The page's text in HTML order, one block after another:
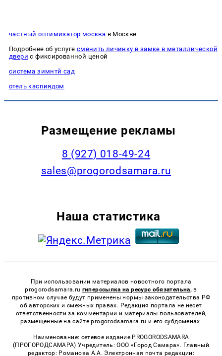
частный оптимизатор москва в Москве
Подробнее об услуге сменить личинку в замке в металлической
двери с фиксированной ценой
система зимнтй сад
отель каспиядом
Размещение рекламы
8 (927) 018-49-24
sales@progorodsamara.ru
Наша статистика
При использовании материалов новостного портала
progorodsamara.ru гиперссылка на ресурс обязательна, в
противном случае будут применены нормы законодательства РФ
об авторских и смежных правах. Редакция портала не несет
ответственности за комментарии и материалы пользователей,
размещенные на сайте progorodsamara.ru и его субдоменах.
Наименование: сетевое издание PROGORODSAMARA
(ПРОГОРОДСАМАРА) Учредитель: ООО «Город Самара». Главный
редактор: Романова А.А. Электронная почта редакции: